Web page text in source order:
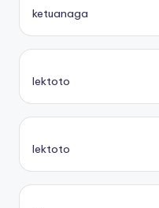
ketuanaga
lektoto
lektoto